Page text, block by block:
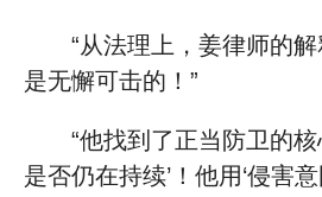
“从法理上，姜律师的
是无懈可击的！”
“他找到了正当防卫的
是否仍在持续’！他用‘侵害